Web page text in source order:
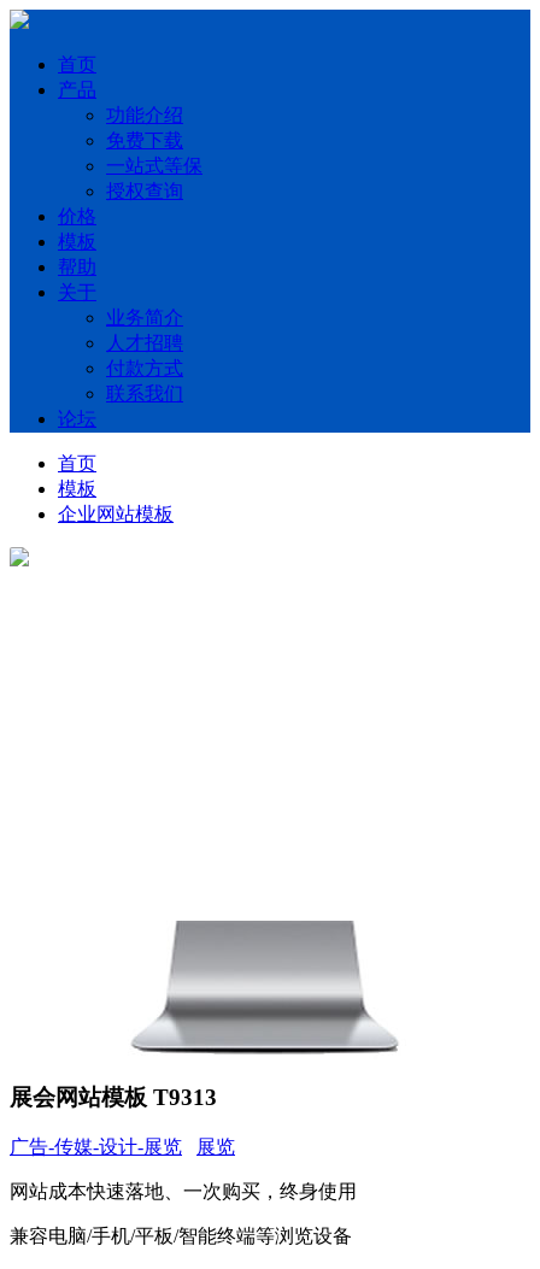
首页
产品
功能介绍
免费下载
一站式等保
授权查询
价格
模板
帮助
关于
业务简介
人才招聘
付款方式
联系我们
论坛
首页
模板
企业网站模板
展会网站模板 T9313
广告-传媒-设计-展览 展览
网站成本快速落地、一次购买，终身使用
兼容电脑/手机/平板/智能终端等浏览设备